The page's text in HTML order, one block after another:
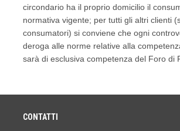
circondario ha il proprio domicilio il
normativa vigente; per tutti gli altri clienti
consumatori) si conviene che ogni
deroga alle norme relative alla
sarà di esclusiva competenza del Foro di
CONTATTI